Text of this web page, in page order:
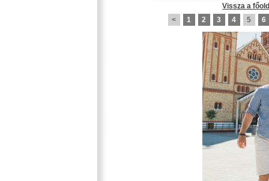
Vissza a
<
1 2 3 4 5 6